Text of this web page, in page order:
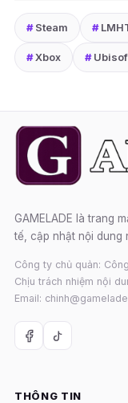
#Steam #
#Xbox #
GAMELADE là trang
tế, cập nhật nội dung
Công ty chủ quản:
Chịu trách nhiệm nội
Email:
THÔNG TIN